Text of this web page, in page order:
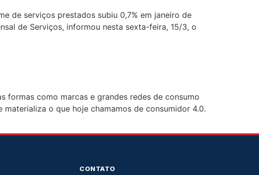
de serviços prestados subiu 0,7% em janeiro de
de Serviços, informou nesta sexta-feira, 15/3, o
formas como marcas e grandes redes de consumo
o que hoje chamamos de consumidor 4.0.
CONTATO